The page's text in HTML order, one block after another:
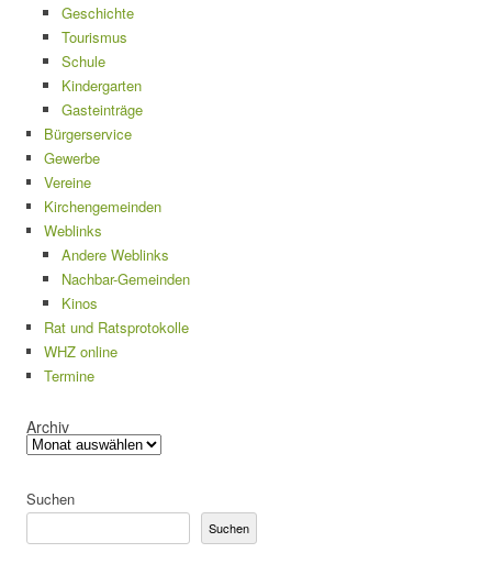
Geschichte
Tourismus
Schule
Kindergarten
Gasteinträge
Bürgerservice
Gewerbe
Vereine
Kirchengemeinden
Weblinks
Andere Weblinks
Nachbar-Gemeinden
Kinos
Rat und Ratsprotokolle
WHZ online
Termine
Archiv
Suchen
Suchen